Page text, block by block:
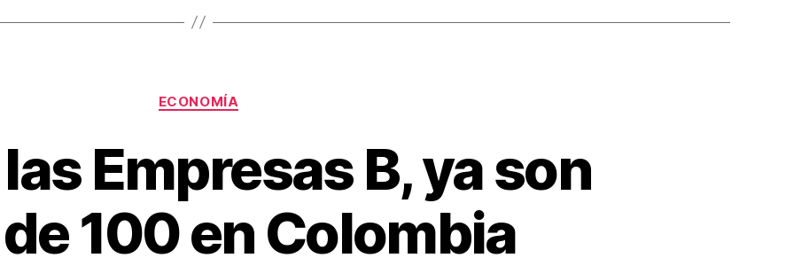
tir
Categorías
ECONOMÍA
Empresas B, ya son
100 en Colombia